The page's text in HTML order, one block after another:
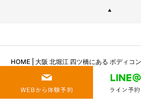
HOME | 大阪 北堀江 四ツ橋にある ボディコ
コンセプト 初め